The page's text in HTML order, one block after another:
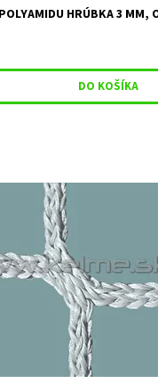
HRÚBKA 3 MM,
štadióny, za bránky na
Farba: biela Uvedená cena
30 m2 Pre